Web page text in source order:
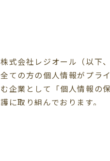
株式会社レジオール（以下
全ての方の個人情報がプラ
む企業として「個人情報の
護に取り組んでおります。
び当社内部規則に従い、適